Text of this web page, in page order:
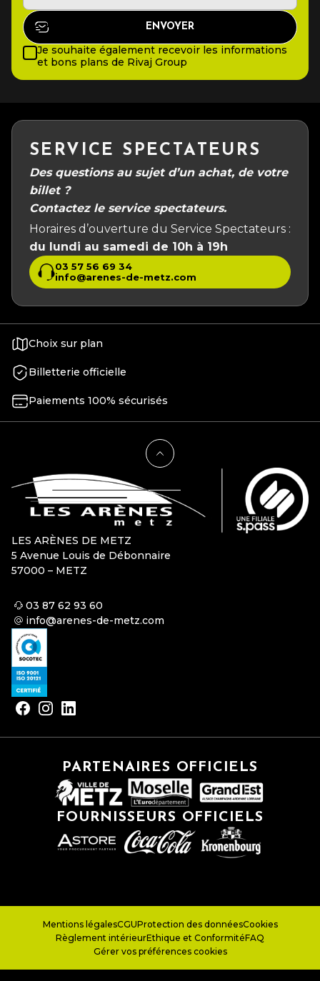
Je souhaite également recevoir les informations
et bons plans de Rivaj Group
SERVICE SPECTATEURS
Des questions au sujet d’un achat, de votre
billet ?
Contactez le service spectateurs.
Horaires d’ouverture du Service Spectateurs :
du lundi au samedi de 10h à 19h
03 57 56 69 34
info@arenes-de-metz.com
Choix sur plan
Billetterie officielle
Paiements 100% sécurisés
LES ARÈNES DE METZ
5 Avenue Louis de Débonnaire
57000 – METZ
03 87 62 93 60
info@arenes-de-metz.com
PARTENAIRES OFFICIELS
FOURNISSEURS OFFICIELS
Mentions légalesCGUProtection des donnéesCookies
Règlement intérieurEthique et ConformitéFAQ
Gérer vos préférences cookies